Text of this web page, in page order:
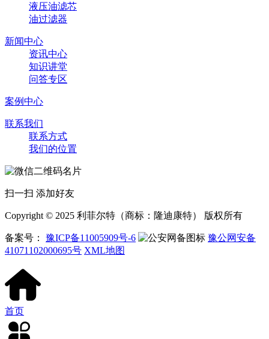
液压油滤芯
油过滤器
新闻中心
资讯中心
知识讲堂
问答专区
案例中心
联系我们
联系方式
我们的位置
扫一扫 添加好友
Copyright © 2025 利菲尔特（商标：隆迪康特） 版权所有
备案号： 豫ICP备11005909号-6
豫公网安备
41071102000695号 XML地图
首页